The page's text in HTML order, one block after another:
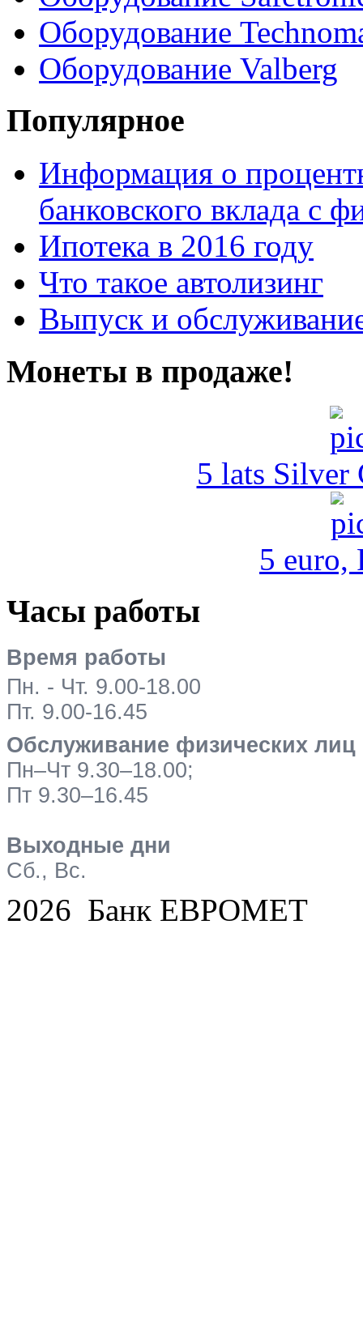
Оборудование
Оборудование Valberg
Популярное
Информация о
банковского вклада с
Ипотека в 2016 году
Что такое автолизинг
Выпуск и
Монеты в продаже!
5 lats Silver
5 euro,
Часы работы
Время работы
Пн. - Чт. 9.00-18.00
Пт. 9.00-16.45
Обслуживание физических лиц
Пн–Чт 9.30–18.00;
Пт 9.30–16.45
Выходные дни
Сб., Вс.
2026 Банк ЕВРОМЕТ